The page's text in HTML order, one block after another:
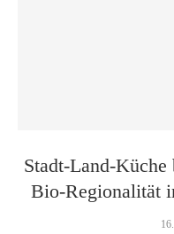
Stadt-Land-
Bio-Regionalität